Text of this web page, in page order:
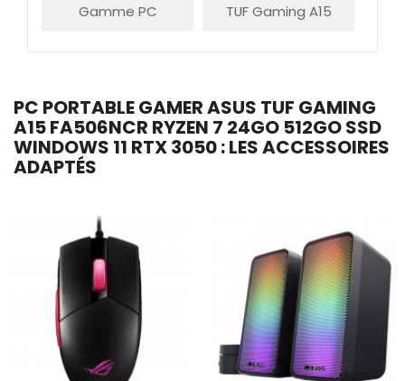
Gamme PC TUF Gaming A15
PC PORTABLE GAMER ASUS TUF GAMING
A15 FA506NCR RYZEN 7 24GO 512GO SSD
WINDOWS 11 RTX 3050 : LES ACCESSOIRES
ADAPTÉS